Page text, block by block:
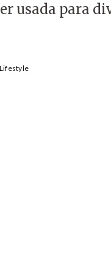
usada para
Lifestyle